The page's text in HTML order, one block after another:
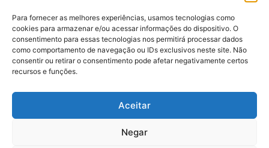
Para fornecer as melhores experiências, usamos tecnologias como
cookies para armazenar e/ou acessar informações do dispositivo. O
consentimento para essas tecnologias nos permitirá processar dados
como comportamento de navegação ou IDs exclusivos neste site. Não
consentir ou retirar o consentimento pode afetar negativamente certos
recursos e funções.
Aceitar
Negar
E-mail: alagoasbrasilnoticias@gmail.com
Telefone: (82) 9 9691-0391 (Whatsapp)
Responsável Técnico: Crysthyan Carlos
Rua do Sau - Centro - Anadia - AL - CEP:
© 2022 - 2026 Alagoas Brasil Notícias. Todos os
direitos reservados.